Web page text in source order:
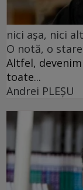
nici așa, nici
O notă, o
Altfel,
toate...
Andrei PLEŞU